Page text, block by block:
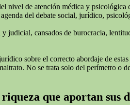
nivel de atención médica y
del debate social, jurídico,
judicial, cansados de burocracia,
sobre el correcto abordaje de
No se trata solo del perímetro o
que aportan sus